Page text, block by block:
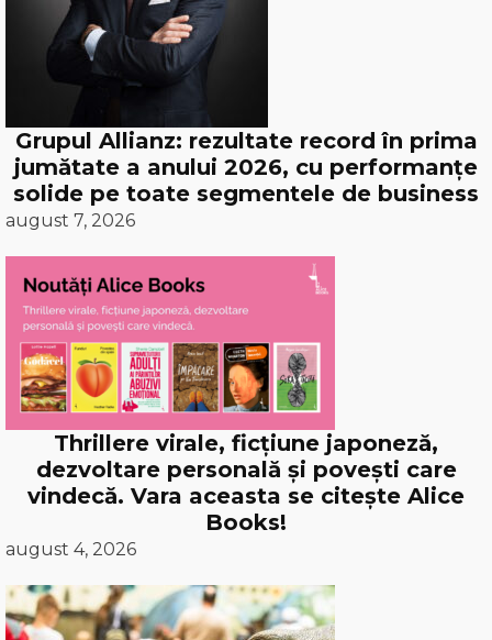
Grupul Allianz: rezultate record în prima
jumătate a anului 2026, cu performanțe
solide pe toate segmentele de business
august 7, 2026
Thrillere virale, ficțiune japoneză,
dezvoltare personală și povești care
vindecă. Vara aceasta se citește Alice
Books!
august 4, 2026